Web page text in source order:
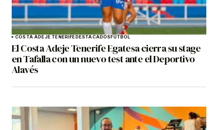
COSTA ADEJE TENERIFEDESTACADOSFÚTBOL
El Costa Adeje Tenerife Egatesa cierra su stage
en Tafalla con un nuevo test ante el Deportivo
Alavés